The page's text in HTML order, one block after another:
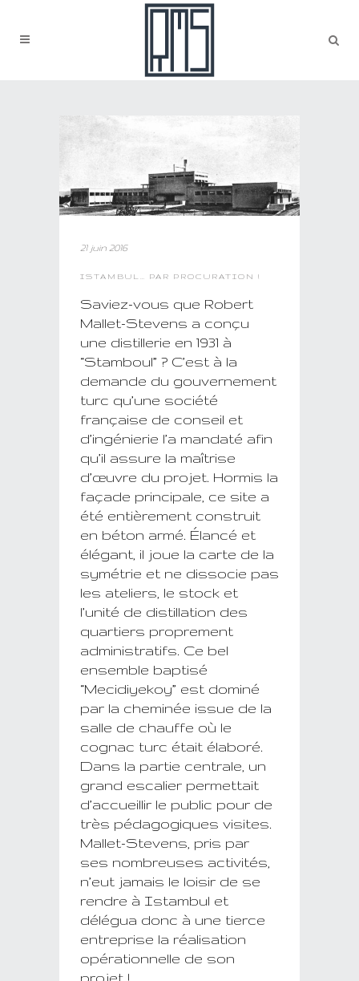
21 juin 2016
ISTAMBUL… PAR PROCURATION !
Saviez-vous que Robert
Mallet-Stevens a conçu
une distillerie en 1931 à
“Stamboul” ? C’est à la
demande du gouvernement
turc qu’une société
française de conseil et
d’ingénierie l’a mandaté afin
qu’il assure la maîtrise
d’œuvre du projet. Hormis la
façade principale, ce site a
été entièrement construit
en béton armé. Élancé et
élégant, il joue la carte de la
symétrie et ne dissocie pas
les ateliers, le stock et
l’unité de distillation des
quartiers proprement
administratifs. Ce bel
ensemble baptisé
“Mecidiyekoy” est dominé
par la cheminée issue de la
salle de chauffe où le
cognac turc était élaboré.
Dans la partie centrale, un
grand escalier permettait
d’accueillir le public pour de
très pédagogiques visites.
Mallet-Stevens, pris par
ses nombreuses activités,
n’eut jamais le loisir de se
rendre à Istambul et
délégua donc à une tierce
entreprise la réalisation
opérationnelle de son
projet !